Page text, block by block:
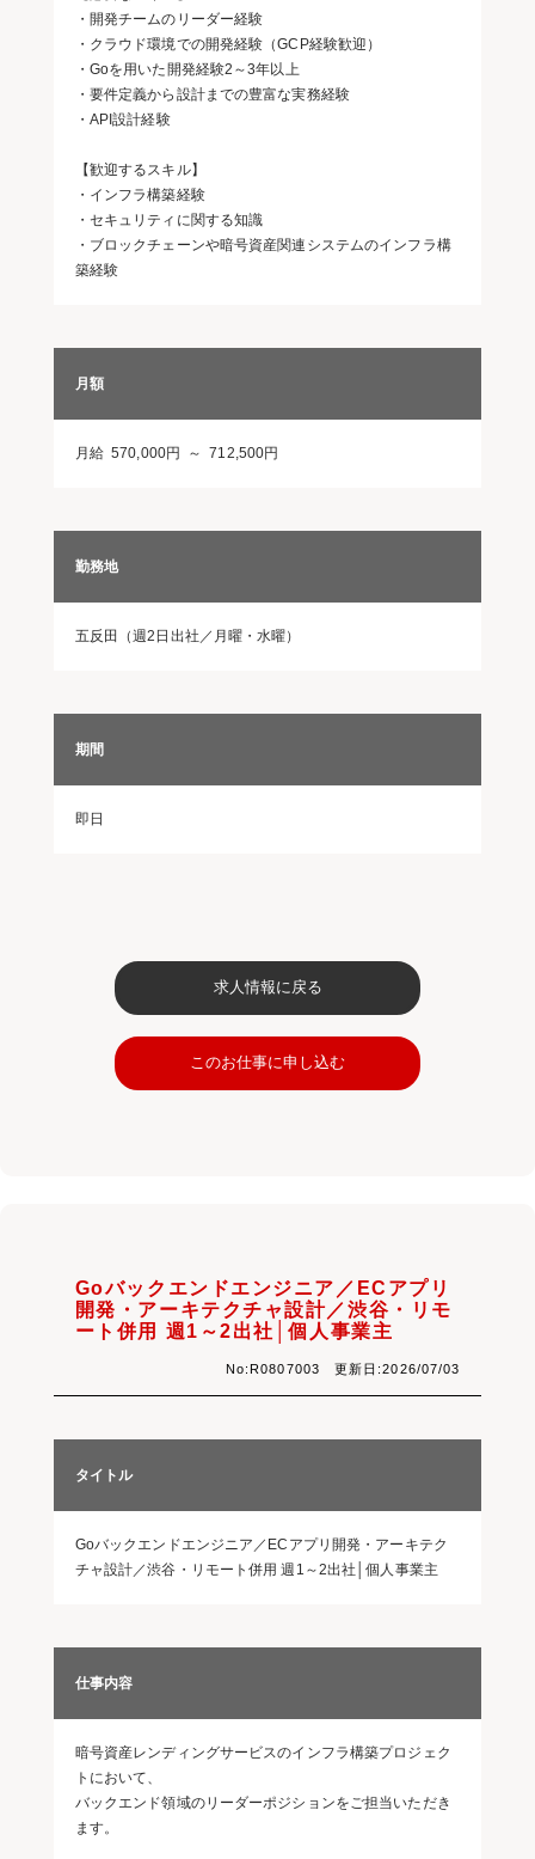
・開発チームのリーダー経験
・クラウド環境での開発経験（GCP経験歓迎）
・Goを用いた開発経験2～3年以上
・要件定義から設計までの豊富な実務経験
・API設計経験
【歓迎するスキル】
・インフラ構築経験
・セキュリティに関する知識
・ブロックチェーンや暗号資産関連システムのインフラ構
築経験
月額
月給 570,000円 ～ 712,500円
勤務地
五反田（週2日出社／月曜・水曜）
期間
即日
求人情報に戻る
このお仕事に申し込む
Goバックエンドエンジニア／ECアプリ
開発・アーキテクチャ設計／渋谷・リモ
ート併用 週1～2出社│個人事業主
No:R0807003 更新日:2026/07/03
タイトル
Goバックエンドエンジニア／ECアプリ開発・アーキテク
チャ設計／渋谷・リモート併用 週1～2出社│個人事業主
仕事内容
暗号資産レンディングサービスのインフラ構築プロジェク
トにおいて、
バックエンド領域のリーダーポジションをご担当いただき
ます。